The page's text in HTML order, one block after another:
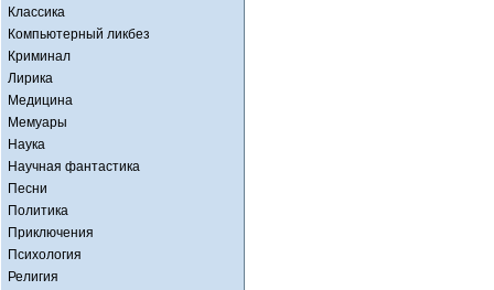
Классика
Компьютерный ликбез
Криминал
Лирика
Медицина
Мемуары
Наука
Научная фантастика
Песни
Политика
Приключения
Психология
Религия